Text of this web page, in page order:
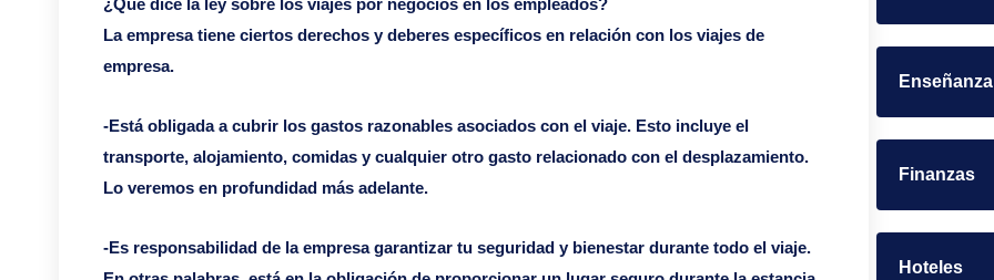
La empresa tiene ciertos derechos y deberes específicos en relación con los viajes de
empresa.
-Está obligada a cubrir los gastos razonables asociados con el viaje. Esto incluye el
transporte, alojamiento, comidas y cualquier otro gasto relacionado con el desplazamiento.
Lo veremos en profundidad más adelante.
-Es responsabilidad de la empresa garantizar tu seguridad y bienestar durante todo el viaje.
Enseñanza
Finanzas
Hoteles